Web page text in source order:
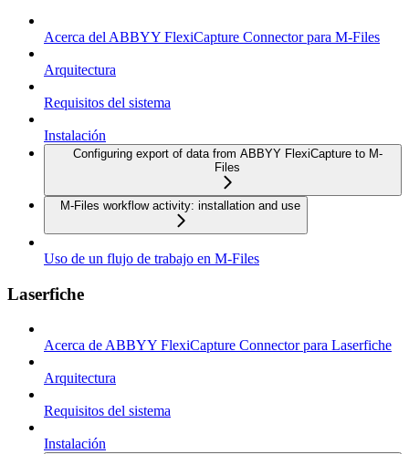
Acerca del ABBYY FlexiCapture Connector para M-Files
Arquitectura
Requisitos del sistema
Instalación
Configuring export of data from ABBYY FlexiCapture to M-
Files
M-Files workflow activity: installation and use
Uso de un flujo de trabajo en M-Files
Laserfiche
Acerca de ABBYY FlexiCapture Connector para Laserfiche
Arquitectura
Requisitos del sistema
Instalación